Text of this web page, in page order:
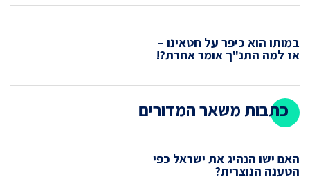
במותו הוא כיפר על חטאינו –
אז למה התנ"ך אומר אחרת?!
כתבות משאר המדורים
האם ישו הנהיג את ישראל כפי
הטענה הנוצרית?